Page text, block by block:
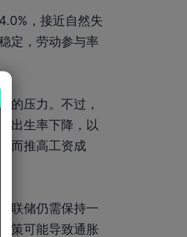
，接近自然失
定，劳动参与率
的压力。不过，
出生率下降，以
而推高工资成
联储仍需保持一
策可能导致通胀